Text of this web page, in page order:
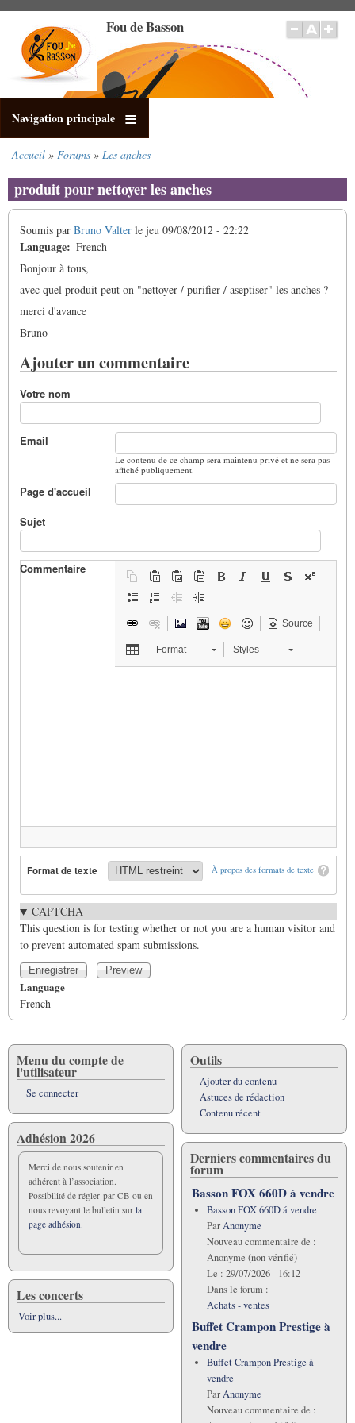
contenu
principal
Fou de Basson
Navigation principale
d'Ariane
Accueil Forums Les anches
produit pour nettoyer les anches
Soumis par Bruno Valter le jeu 09/08/2012 - 22:22
Language
French
Bonjour à tous,
avec quel produit peut on "nettoyer / purifier / aseptiser" les anches ?
merci d'avance
Bruno
Ajouter un commentaire
Votre nom
Email
Le contenu de ce champ sera maintenu privé et ne sera pas
affiché publiquement.
Page d'accueil
Sujet
Commentaire
Source
Format Styles
À propos des formats de texte
Format de texte
CAPTCHA
This question is for testing whether or not you are a human visitor and
to prevent automated spam submissions.
Language
French
Menu du compte de
l'utilisateur
Se connecter
Adhésion 2026
Merci de nous soutenir en
adhérent à l’association.
Possibilité de régler par CB ou en
nous revoyant le bulletin sur la
page adhésion.
Les concerts
Voir plus...
Outils
Ajouter du contenu
Astuces de rédaction
Contenu récent
Derniers commentaires du
forum
Basson FOX 660D á vendre
Basson FOX 660D á vendre
ParAnonyme
Nouveau commentaire de :
Anonyme (non vérifié)
Le : 29/07/2026 - 16:12
Dans le forum :
Achats - ventes
Buffet Crampon Prestige à
vendre
Buffet Crampon Prestige à
vendre
ParAnonyme
Nouveau commentaire de :